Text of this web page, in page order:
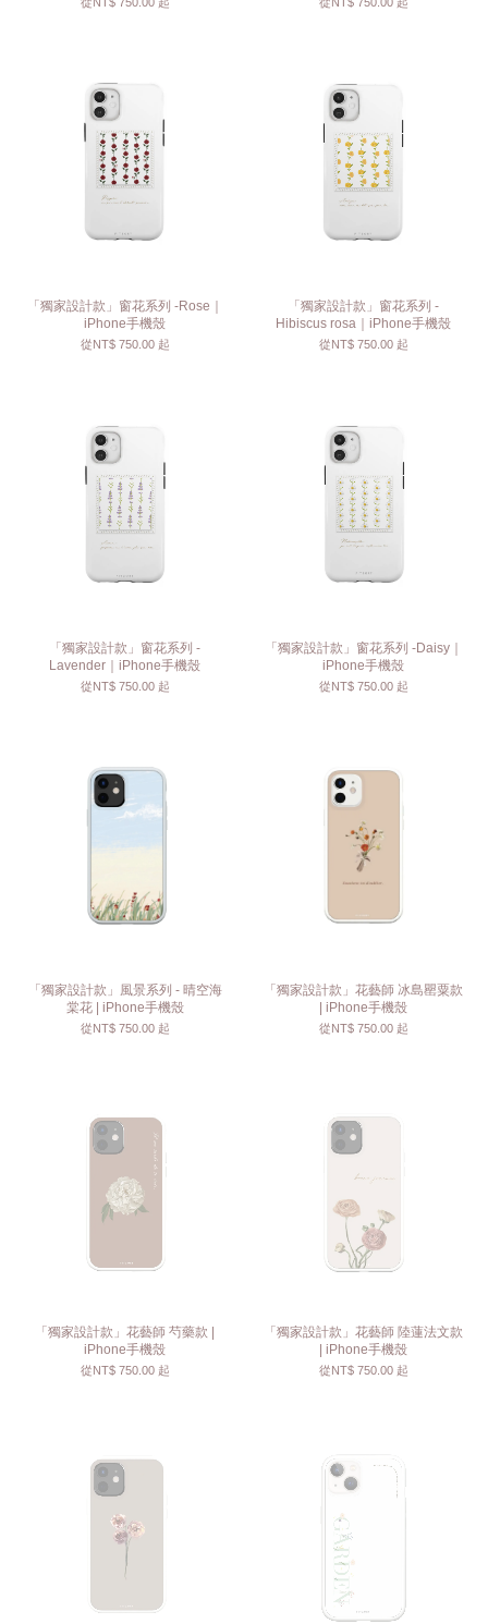
「獨家設計款」窗花系列 -Rose｜
iPhone手機殼
從NT$ 750.00 起
「獨家設計款」窗花系列 -
Hibiscus rosa｜iPhone手機殼
從NT$ 750.00 起
「獨家設計款」窗花系列 -
Lavender｜iPhone手機殼
從NT$ 750.00 起
「獨家設計款」窗花系列 -Daisy｜
iPhone手機殼
從NT$ 750.00 起
「獨家設計款」風景系列 - 晴空海
棠花 | iPhone手機殼
從NT$ 750.00 起
「獨家設計款」花藝師 冰島罌粟款
| iPhone手機殼
從NT$ 750.00 起
「獨家設計款」花藝師 芍藥款 |
iPhone手機殼
從NT$ 750.00 起
「獨家設計款」花藝師 陸蓮法文款
| iPhone手機殼
從NT$ 750.00 起